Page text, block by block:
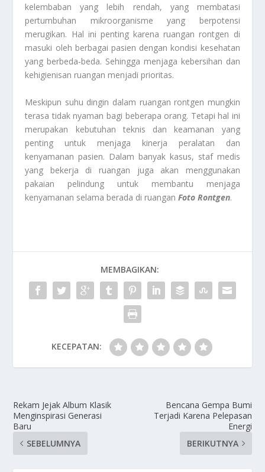
kelembaban yang lebih rendah, yang membatasi
pertumbuhan mikroorganisme yang berpotensi
merugikan. Hal ini penting karena ruangan rontgen di
masuki oleh berbagai pasien dengan kondisi kesehatan
yang berbeda-beda. Sehingga menjaga kebersihan dan
kehigienisan ruangan menjadi prioritas.
Meskipun suhu dingin dalam ruangan rontgen mungkin
terasa tidak nyaman bagi beberapa orang. Tetapi hal ini
merupakan kebutuhan teknis dan keamanan yang
penting untuk menjaga kinerja peralatan dan
kenyamanan pasien. Dalam banyak kasus, staf medis
yang bekerja di ruangan juga akan menggunakan
pakaian pelindung untuk membantu menjaga
kenyamanan selama berada di ruanganFoto Rontgen.
MEMBAGIKAN:
KECEPATAN:
Rekam Jejak Album Klasik
Menginspirasi Generasi
Baru
SEBELUMNYA
Bencana Gempa Bumi
Terjadi Karena Pelepasan
Energi
BERIKUTNYA